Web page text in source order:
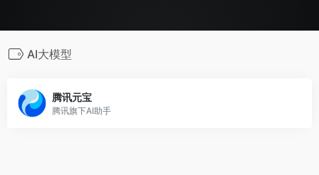
AI大模型
腾讯元宝
腾讯旗下AI助手